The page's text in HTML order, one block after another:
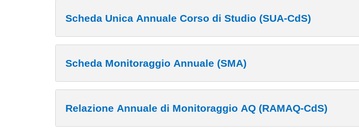
Scheda Unica Annuale Corso di Studio (SUA-CdS)
Scheda Monitoraggio Annuale (SMA)
Relazione Annuale di Monitoraggio AQ (RAMAQ-CdS)